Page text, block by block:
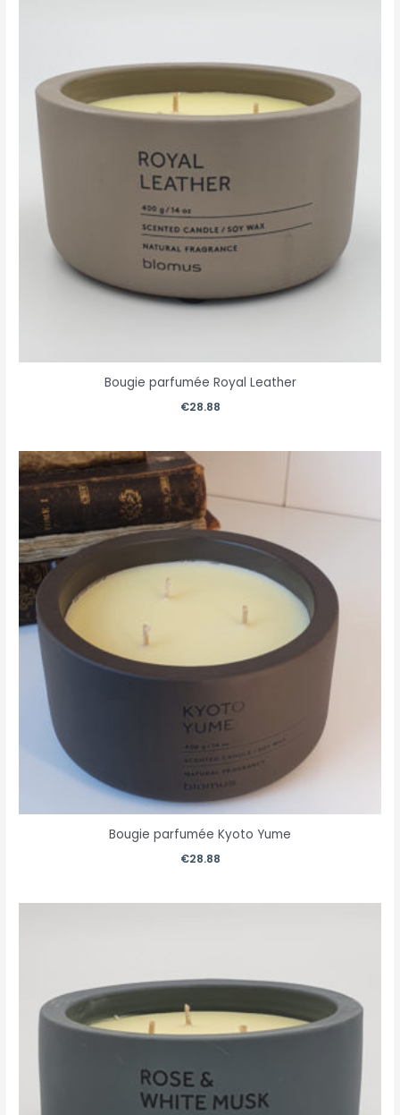
Bougie parfumée Royal Leather
€28.88
Bougie parfumée Kyoto Yume
€28.88